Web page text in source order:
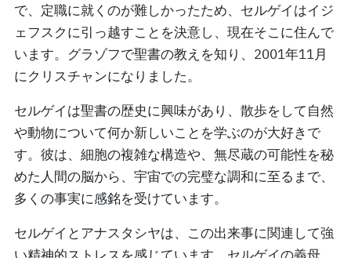
で、定職に就くのが難しかったため、セルゲイはイジ
ェフスクに引っ越すことを決意し、現在そこに住んで
います。グラゾフで聖書の教えを知り、2001年11月
にクリスチャンになりました。
セルゲイは聖書の歴史に興味があり、散歩をして自然
や動物について何か新しいことを学ぶのが大好きで
す。彼は、細胞の複雑な構造や、無尽蔵の可能性を秘
めた人間の脳から、宇宙での完璧な調和に至るまで、
多くの事実に感銘を受けています。
セルゲイとアナスタシヤは、この出来事に関連して強